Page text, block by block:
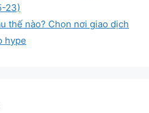
23)
thế nào? Chọn nơi giao dịch
hype